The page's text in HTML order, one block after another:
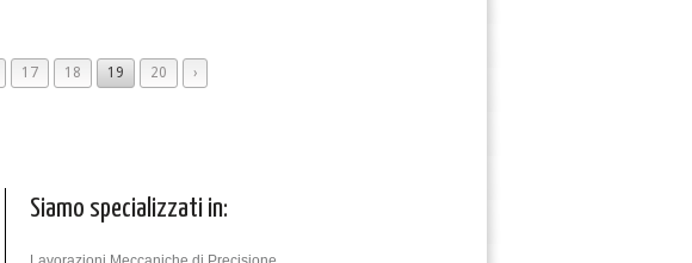
17 18 19 20 ›
Siamo specializzati in: